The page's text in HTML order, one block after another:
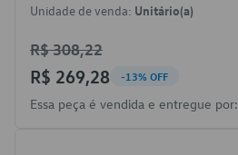
Unidade de venda: Unitário(a)
R$ 308,22
R$ 269,28 -13% OFF
Essa peça é vendida e entregue por: